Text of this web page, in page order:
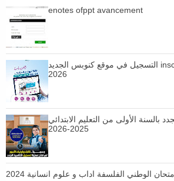
enotes ofppt avancement
التسجيل في موقع كنوبس الجديد inscription site cnops
2026
بالسنة الأولى من التعليم الابتدائي
2025-2026
الوطني الفلسفة اداب و علوم انسانية 2024